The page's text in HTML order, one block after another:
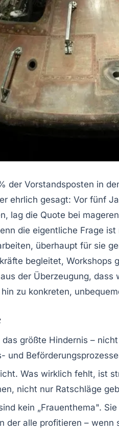
der Vorstandsposten in
ehrlich gesagt: Vor fünf
lag die Quote bei
die eigentliche Frage
überhaupt für sie
begleitet, Workshops
der Überzeugung,
zu konkreten,
das größte Hindernis –
und
Was wirklich fehlt, ist
nicht nur Ratschläge
kein „Frauenthema".
der alle profitieren –